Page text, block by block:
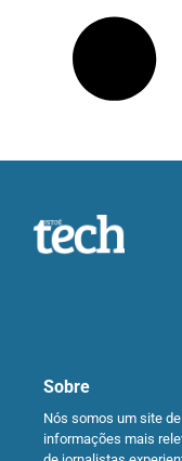
Sobre
Nós somos um site
informações mais